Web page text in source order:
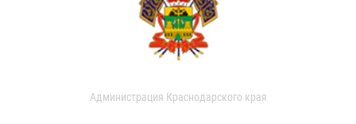
Администрация Краснодарского края